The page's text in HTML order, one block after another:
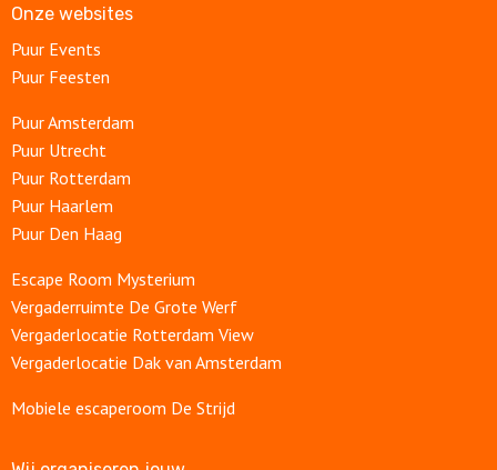
Onze websites
Puur Events
Puur Feesten
Puur Amsterdam
Puur Utrecht
Puur Rotterdam
Puur Haarlem
Puur Den Haag
Escape Room Mysterium
Vergaderruimte De Grote Werf
Vergaderlocatie Rotterdam View
Vergaderlocatie Dak van Amsterdam
Mobiele escaperoom De Strijd